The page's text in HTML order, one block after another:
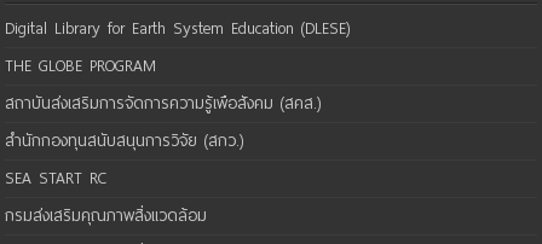
Digital Library for Earth System Education (DLESE)
THE GLOBE PROGRAM
สถาบันส่งเสริมการจัดการความรู้เพือสังคม (สคส.)
สำนักกองทุนสนับสนุนการวิจัย (สกว.)
SEA START RC
กรมส่งเสริมคุณภาพสิ่งแวดล้อม